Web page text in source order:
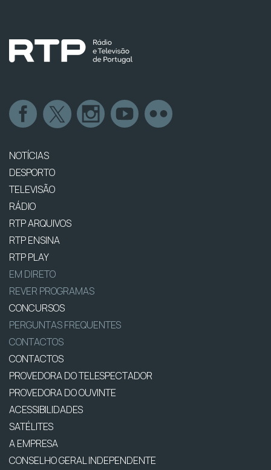
NOTÍCIAS
DESPORTO
TELEVISÃO
RÁDIO
RTP ARQUIVOS
RTP ENSINA
RTP PLAY
EM DIRETO
REVER PROGRAMAS
CONCURSOS
PERGUNTAS FREQUENTES
CONTACTOS
CONTACTOS
PROVEDORA DO TELESPECTADOR
PROVEDORA DO OUVINTE
ACESSIBILIDADES
SATÉLITES
A EMPRESA
CONSELHO GERAL INDEPENDENTE